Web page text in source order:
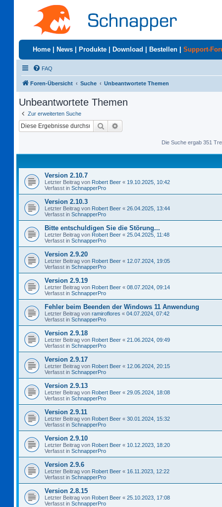
Home News Produkte Download Bestellen Support-
FAQ
Foren-Übersicht Suche Unbeantwortete Themen
Unbeantwortete Themen
Zur erweiterten Suche
Suche
Die Suche ergab 351
Version 2.10.7
Letzter Beitrag von Robert Beer « 19.10.2025, 10:42
Verfasst in SchnapperPro
Version 2.10.3
Letzter Beitrag von Robert Beer « 26.04.2025, 13:44
Verfasst in SchnapperPro
Bitte entschuldigen Sie die Störung...
Letzter Beitrag von Robert Beer « 25.04.2025, 11:48
Verfasst in SchnapperPro
Version 2.9.20
Letzter Beitrag von Robert Beer « 12.07.2024, 19:05
Verfasst in SchnapperPro
Version 2.9.19
Letzter Beitrag von Robert Beer « 08.07.2024, 09:14
Verfasst in SchnapperPro
Fehler beim Beenden der Windows 11 Anwendung
Letzter Beitrag von ramiroflores « 04.07.2024, 07:42
Verfasst in SchnapperPro
Version 2.9.18
Letzter Beitrag von Robert Beer « 21.06.2024, 09:49
Verfasst in SchnapperPro
Version 2.9.17
Letzter Beitrag von Robert Beer « 12.06.2024, 20:15
Verfasst in SchnapperPro
Version 2.9.13
Letzter Beitrag von Robert Beer « 29.05.2024, 18:08
Verfasst in SchnapperPro
Version 2.9.11
Letzter Beitrag von Robert Beer « 30.01.2024, 15:32
Verfasst in SchnapperPro
Version 2.9.10
Letzter Beitrag von Robert Beer « 10.12.2023, 18:20
Verfasst in SchnapperPro
Version 2.9.6
Letzter Beitrag von Robert Beer « 16.11.2023, 12:22
Verfasst in SchnapperPro
Version 2.8.15
Letzter Beitrag von Robert Beer « 25.10.2023, 17:08
Verfasst in SchnapperPro